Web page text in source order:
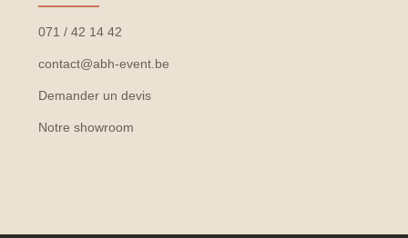
071 / 42 14 42
contact@abh-event.be
Demander un devis
Notre showroom